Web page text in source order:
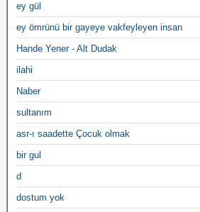
ey gül
ey ömrünü bir gayeye vakfeyleyen insan
Hande Yener - Alt Dudak
ilahi
Naber
sultanım
asr-ı saadette Çocuk olmak
bir gul
d
dostum yok